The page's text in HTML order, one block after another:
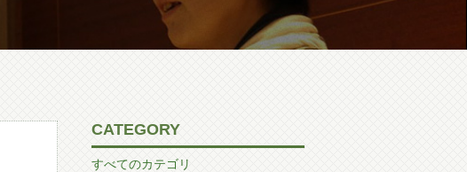
CATEGORY
すべてのカテゴリ